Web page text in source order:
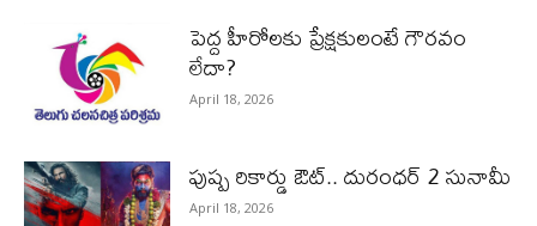
పెద్ద హీరోల‌కు ప్రేక్ష‌కులంటే గౌర‌వం
లేదా?
April 18, 2026
పుష్ప రికార్డు ఔట్‌.. దురంధ‌ర్ 2 సునామీ
April 18, 2026